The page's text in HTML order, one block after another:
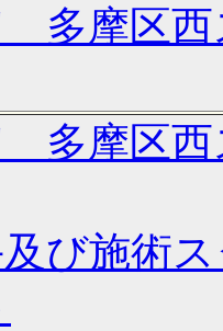
多摩区西
多摩区西
び施術